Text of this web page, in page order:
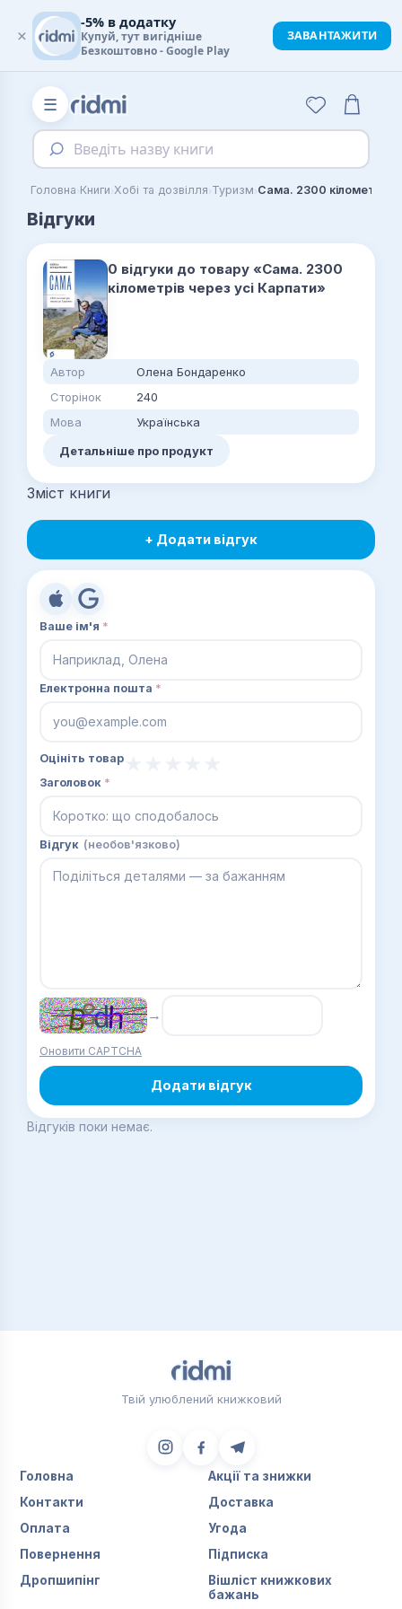
☰
Введіть назву книги
Головна›Книги›Хобі та дозвілля›Туризм›
Відгуки
0 відгуки до товару «Сама. 2300
кілометрів через усі Карпати»
Автор
Олена Бондаренко
Сторінок
240
Мова
Українська
Детальніше про продукт
Зміст книги
+ Додати відгук
Ваше ім'я *
Електронна пошта *
Оцініть товар
Заголовок *
Відгук (необов'язково)
→
Оновити CAPTCHA
Додати відгук
Відгуків поки немає.
Твій улюблений книжковий
Головна
Акції та знижки
Контакти
Доставка
Оплата
Угода
Повернення
Підписка
Дропшипінг
Вішліст книжкових
бажань
×
-5% в додатку
Купуй, тут вигідніше
Безкоштовно - Google Play
ЗАВАНТАЖИТИ